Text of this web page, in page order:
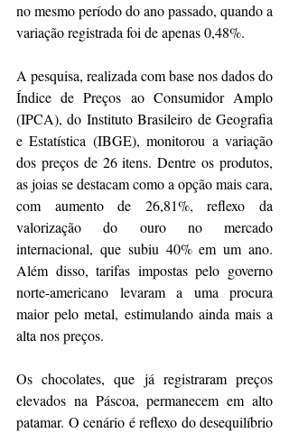
no mesmo período do ano passado, quando a
variação registrada foi de apenas 0,48%.
A pesquisa, realizada com base nos dados do
Índice de Preços ao Consumidor Amplo
(IPCA), do Instituto Brasileiro de Geografia
e Estatística (IBGE), monitorou a variação
dos preços de 26 itens. Dentre os produtos,
as joias se destacam como a opção mais cara,
com aumento de 26,81%, reflexo da
valorização do ouro no mercado
internacional, que subiu 40% em um ano.
Além disso, tarifas impostas pelo governo
norte-americano levaram a uma procura
maior pelo metal, estimulando ainda mais a
alta nos preços.
Os chocolates, que já registraram preços
elevados na Páscoa, permanecem em alto
patamar. O cenário é reflexo do desequilíbrio